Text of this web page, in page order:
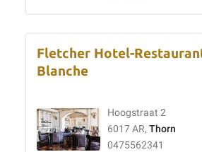
Fletcher Hotel-
Blanche
Hoogstraat 2
6017 AR, Thorn
0475562341